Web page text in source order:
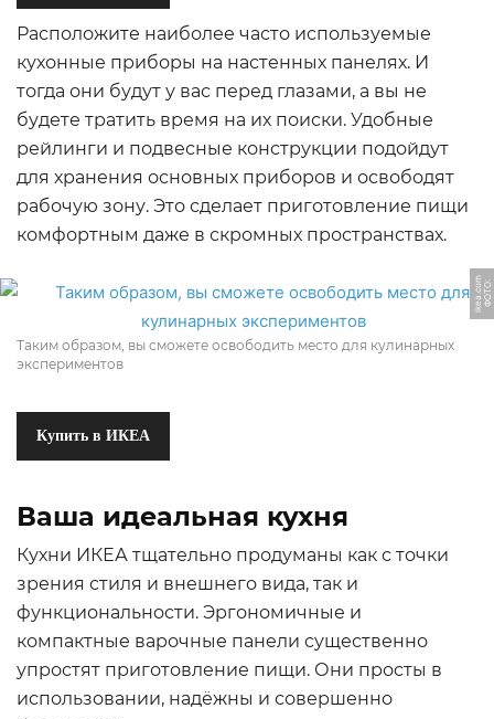
Расположите наиболее часто используемые
кухонные приборы на настенных панелях. И
тогда они будут у вас перед глазами, а вы не
будете тратить время на их поиски. Удобные
рейлинги и подвесные конструкции подойдут
для хранения основных приборов и освободят
рабочую зону. Это сделает приготовление пищи
комфортным даже в скромных пространствах.
Ф
О
Т
О:
i
k
e
a.
c
o
m
Таким образом, вы сможете освободить место для кулинарных
экспериментов
Купить в ИКЕА
Ваша идеальная кухня
Кухни ИКЕА тщательно продуманы как с точки
зрения стиля и внешнего вида, так и
функциональности. Эргономичные и
компактные варочные панели существенно
упростят приготовление пищи. Они просты в
использовании, надёжны и совершенно